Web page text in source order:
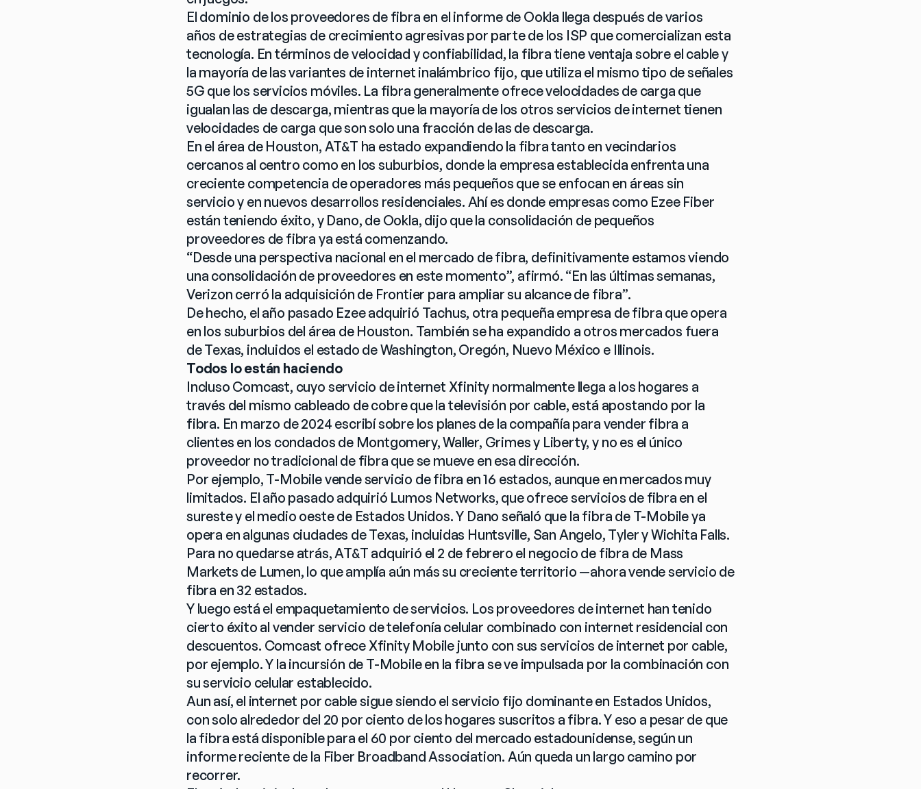
El dominio de los proveedores de fibra en el informe de Ookla llega después de varios
años de estrategias de crecimiento agresivas por parte de los ISP que comercializan esta
tecnología. En términos de velocidad y confiabilidad, la fibra tiene ventaja sobre el cable y
la mayoría de las variantes de internet inalámbrico fijo, que utiliza el mismo tipo de señales
5G que los servicios móviles. La fibra generalmente ofrece velocidades de carga que
igualan las de descarga, mientras que la mayoría de los otros servicios de internet tienen
velocidades de carga que son solo una fracción de las de descarga.
En el área de Houston, AT&T ha estado expandiendo la fibra tanto en vecindarios
cercanos al centro como en los suburbios, donde la empresa establecida enfrenta una
creciente competencia de operadores más pequeños que se enfocan en áreas sin
servicio y en nuevos desarrollos residenciales. Ahí es donde empresas como Ezee Fiber
están teniendo éxito, y Dano, de Ookla, dijo que la consolidación de pequeños
proveedores de fibra ya está comenzando.
“Desde una perspectiva nacional en el mercado de fibra, definitivamente estamos viendo
una consolidación de proveedores en este momento”, afirmó. “En las últimas semanas,
Verizon cerró la adquisición de Frontier para ampliar su alcance de fibra”.
De hecho, el año pasado Ezee adquirió Tachus, otra pequeña empresa de fibra que opera
en los suburbios del área de Houston. También se ha expandido a otros mercados fuera
de Texas, incluidos el estado de Washington, Oregón, Nuevo México e Illinois.
Todos lo están haciendo
Incluso Comcast, cuyo servicio de internet Xfinity normalmente llega a los hogares a
través del mismo cableado de cobre que la televisión por cable, está apostando por la
fibra. En marzo de 2024 escribí sobre los planes de la compañía para vender fibra a
clientes en los condados de Montgomery, Waller, Grimes y Liberty, y no es el único
proveedor no tradicional de fibra que se mueve en esa dirección.
Por ejemplo, T-Mobile vende servicio de fibra en 16 estados, aunque en mercados muy
limitados. El año pasado adquirió Lumos Networks, que ofrece servicios de fibra en el
sureste y el medio oeste de Estados Unidos. Y Dano señaló que la fibra de T-Mobile ya
opera en algunas ciudades de Texas, incluidas Huntsville, San Angelo, Tyler y Wichita Falls.
Para no quedarse atrás, AT&T adquirió el 2 de febrero el negocio de fibra de Mass
Markets de Lumen, lo que amplía aún más su creciente territorio —ahora vende servicio de
fibra en 32 estados.
Y luego está el empaquetamiento de servicios. Los proveedores de internet han tenido
cierto éxito al vender servicio de telefonía celular combinado con internet residencial con
descuentos. Comcast ofrece Xfinity Mobile junto con sus servicios de internet por cable,
por ejemplo. Y la incursión de T-Mobile en la fibra se ve impulsada por la combinación con
su servicio celular establecido.
Aun así, el internet por cable sigue siendo el servicio fijo dominante en Estados Unidos,
con solo alrededor del 20 por ciento de los hogares suscritos a fibra. Y eso a pesar de que
la fibra está disponible para el 60 por ciento del mercado estadounidense, según un
informe reciente de la Fiber Broadband Association. Aún queda un largo camino por
recorrer.